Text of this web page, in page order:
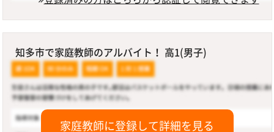
知多市で家庭教師のアルバイト！ 高1(男子)
家庭教師に登録して詳細を見る